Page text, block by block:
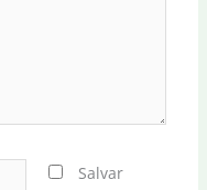
Salvar